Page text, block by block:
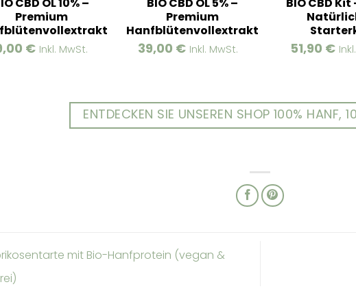
Premium
€ Inkl. MwSt.
Premium
Hanfblütenvollextrakt
39,00 € Inkl. MwSt. 51,90 €
ENTDECKEN SIE UNSEREN SHOP 100% HANF,
mit Bio-Hanfprotein (vegan &